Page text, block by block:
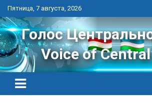
Перейти
к
контенту
Пятница, 7 августа, 2026
Голос
Voice of